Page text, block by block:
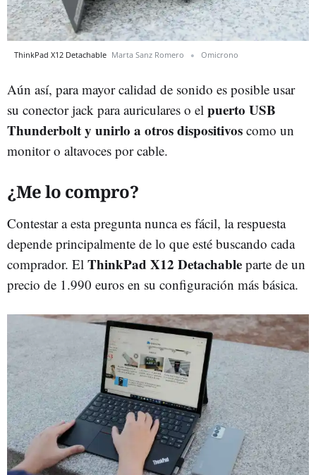
ThinkPad X12 Detachable Marta Sanz Romero Omicrono
Aún así, para mayor calidad de sonido es posible usar
su conector jack para auriculares o el puerto USB
Thunderbolt y unirlo a otros dispositivos como un
monitor o altavoces por cable.
¿Me lo compro?
Contestar a esta pregunta nunca es fácil, la respuesta
depende principalmente de lo que esté buscando cada
comprador. El ThinkPad X12 Detachable parte de un
precio de 1.990 euros en su configuración más básica.